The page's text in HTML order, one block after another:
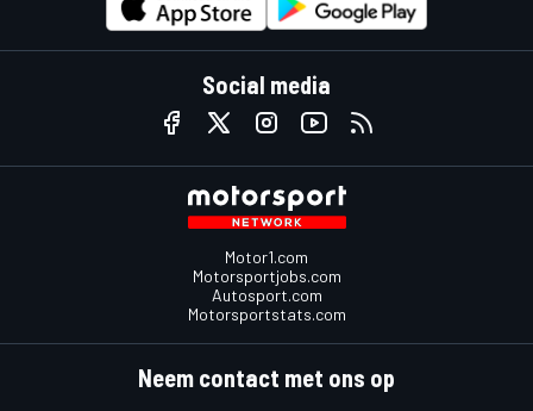
Social media
Motor1.com
Motorsportjobs.com
Autosport.com
Motorsportstats.com
Neem contact met ons op